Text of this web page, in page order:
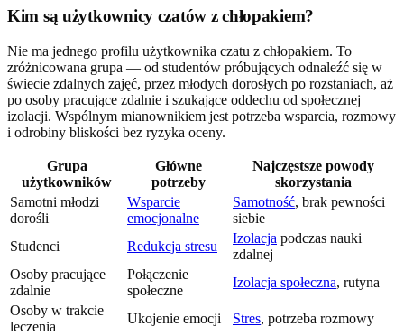
Kim są użytkownicy czatów z chłopakiem?
Nie ma jednego profilu użytkownika czatu z chłopakiem. To
zróżnicowana grupa — od studentów próbujących odnaleźć się w
świecie zdalnych zajęć, przez młodych dorosłych po rozstaniach, aż
po osoby pracujące zdalnie i szukające oddechu od społecznej
izolacji. Wspólnym mianownikiem jest potrzeba wsparcia, rozmowy
i odrobiny bliskości bez ryzyka oceny.
Grupa
użytkowników
Główne
potrzeby
Najczęstsze powody
skorzystania
Samotni młodzi
dorośli
Wsparcie
emocjonalne
Samotność, brak pewności
siebie
Studenci
Redukcja stresu
Izolacja podczas nauki
zdalnej
Osoby pracujące
zdalnie
Połączenie
społeczne
Izolacja społeczna, rutyna
Osoby w trakcie
leczenia
Ukojenie emocji Stres, potrzeba rozmowy